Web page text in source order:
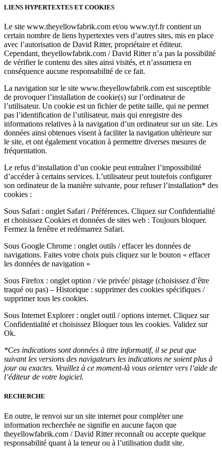
LIENS HYPERTEXTES ET COOKIES
Le site www.theyellowfabrik.com et/ou www.tyf.fr contient un
certain nombre de liens hypertextes vers d’autres sites, mis en place
avec l’autorisation de David Ritter, propriétaire et éditeur.
Cependant, theyellowfabrik.com / David Ritter n’a pas la possibilité
de vérifier le contenu des sites ainsi visités, et n’assumera en
conséquence aucune responsabilité de ce fait.
La navigation sur le site www.theyellowfabrik.com est susceptible
de provoquer l’installation de cookie(s) sur l’ordinateur de
l’utilisateur. Un cookie est un fichier de petite taille, qui ne permet
pas l’identification de l’utilisateur, mais qui enregistre des
informations relatives à la navigation d’un ordinateur sur un site. Les
données ainsi obtenues visent à faciliter la navigation ultérieure sur
le site, et ont également vocation à permettre diverses mesures de
fréquentation.
Le refus d’installation d’un cookie peut entraîner l’impossibilité
d’accéder à certains services. L’utilisateur peut toutefois configurer
son ordinateur de la manière suivante, pour refuser l’installation* des
cookies :
Sous Safari : onglet Safari / Préférences. Cliquez sur Confidentialité
et choisissez Cookies et données de sites web : Toujours bloquer.
Fermez la fenêtre et redémarrez Safari.
Sous Google Chrome : onglet outils / effacer les données de
navigations. Faites votre choix puis cliquez sur le bouton « effacer
les données de navigation »
Sous Firefox : onglet option / vie privée/ pistage (choisissez d’être
traqué ou pas) – Historique : supprimer des cookies spécifiques /
supprimer tous les cookies.
Sous Internet Explorer : onglet outil / options internet. Cliquez sur
Confidentialité et choisissez Bloquer tous les cookies. Validez sur
Ok.
*Ces indications sont données à titre informatif, il se peut que
suivant les versions des navigateurs les indications ne soient plus à
jour ou exactes. Veuillez à ce moment-là vous orienter vers l’aide de
l’éditeur de votre logiciel.
RECHERCHE
En outre, le renvoi sur un site internet pour compléter une
information recherchée ne signifie en aucune façon que
theyellowfabrik.com / David Ritter reconnaît ou accepte quelque
responsabilité quant à la teneur ou à l’utilisation dudit site.